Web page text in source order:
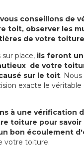
vous conseillons de
toit, observer les
de votre
place, ils feront
de votre
sur le toit.
exacte le
à une vérification
toiture pour savoir
bon écoulement
votre toiture.